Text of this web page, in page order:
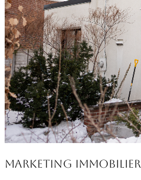
Marketing Immobilier